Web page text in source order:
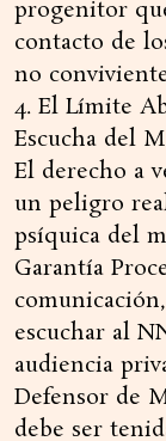
progenitor
contacto de
no
4. El Límite
Escucha del
El derecho a
un peligro
psíquica del
Garantía
escuchar al
audiencia
Defensor de
debe ser